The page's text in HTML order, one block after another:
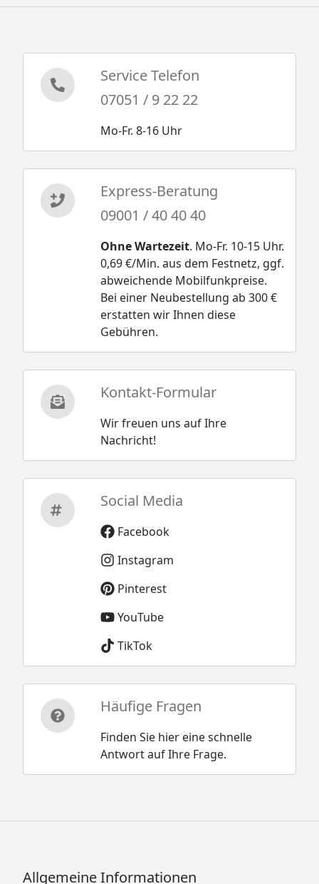
Service Telefon
07051 / 9 22 22
Mo-Fr. 8-16 Uhr
Express-Beratung
09001 / 40 40 40
Ohne Wartezeit. Mo-Fr. 10-15 Uhr.
0,69 €/Min. aus dem Festnetz, ggf.
abweichende Mobilfunkpreise.
Bei einer Neubestellung ab 300 €
erstatten wir Ihnen diese
Gebühren.
Kontakt-Formular
Wir freuen uns auf Ihre
Nachricht!
Social Media
Facebook
Instagram
Pinterest
YouTube
TikTok
Häufige Fragen
Finden Sie hier eine schnelle
Antwort auf Ihre Frage.
Allgemeine Informationen